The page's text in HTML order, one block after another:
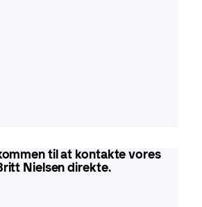
til at kontakte vores
Nielsen direkte.